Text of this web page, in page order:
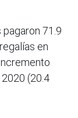
71.9
en
(20.4